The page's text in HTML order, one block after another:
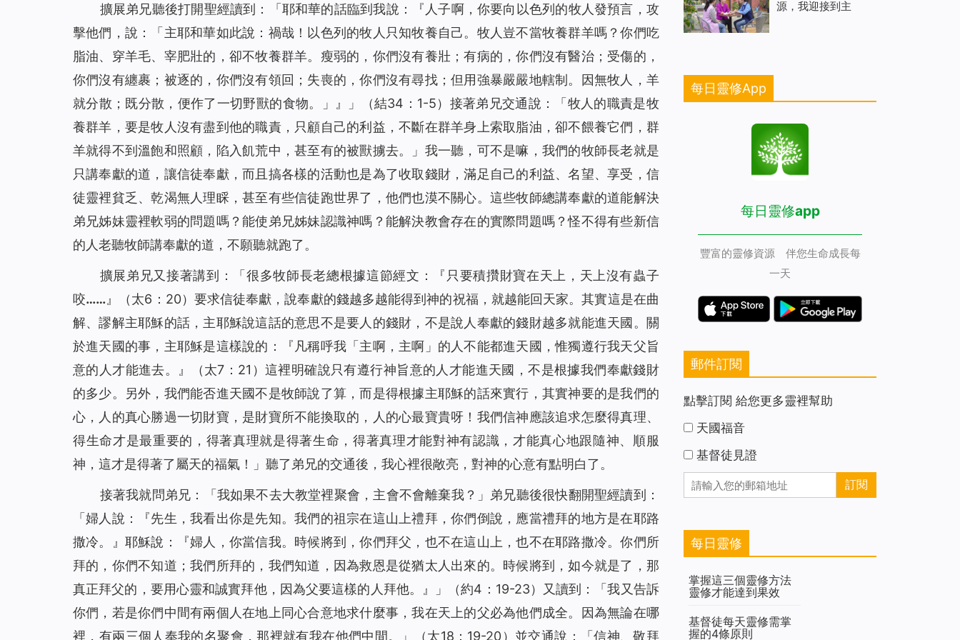
擴展弟兄聽後打開聖經讀到：
「耶和華的話臨到我說：『人子啊，你要向以色列的牧人發預言，攻
擊他們，說：「主耶和華如此說：禍哉！以色列的牧人只知牧養自己。牧人豈不當牧養群羊嗎？你們吃
脂油、穿羊毛、宰肥壯的，卻不牧養群羊。瘦弱的，你們沒有養壯；有病的，你們沒有醫治；受傷的，
你們沒有纏裹；被逐的，你們沒有領回；失喪的，你們沒有尋找；但用強暴嚴嚴地轄制。因無牧人，羊
就分散；既分散，便作了一切野獸的食物。」』」
（結34：1-5）接著弟兄交通說：「牧人的職責是牧
養群羊，要是牧人沒有盡到他的職責，只顧自己的利益，不斷在群羊身上索取脂油，卻不餵養它們，群
羊就得不到溫飽和照顧，陷入飢荒中，甚至有的被獸擄去。」我一聽，可不是嘛，我們的牧師長老就是
只講奉獻的道，讓信徒奉獻，而且搞各樣的活動也是為了收取錢財，滿足自己的利益、名望、享受，信
徒靈裡貧乏、乾渴無人理睬，甚至有些信徒跑世界了，他們也漠不關心。這些牧師總講奉獻的道能解決
弟兄姊妹靈裡軟弱的問題嗎？能使弟兄姊妹認識神嗎？能解決教會存在的實際問題嗎？怪不得有些新信
的人老聽牧師講奉獻的道，不願聽就跑了。
擴展弟兄又接著講到：「很多牧師長老總根據這節經文：
『只要積攢財寶在天上，天上沒有蟲子
咬……』
（太6：20）要求信徒奉獻，說奉獻的錢越多越能得到神的祝福，就越能回天家。其實這是在曲
解、謬解主耶穌的話，主耶穌說這話的意思不是要人的錢財，不是說人奉獻的錢財越多就能進天國。關
於進天國的事，主耶穌是這樣說的：
『凡稱呼我「主啊，主啊」的人不能都進天國，惟獨遵行我天父旨
意的人才能進去。』
（太7：21）這裡明確說只有遵行神旨意的人才能進天國，不是根據我們奉獻錢財
的多少。另外，我們能否進天國不是牧師說了算，而是得根據主耶穌的話來實行，其實神要的是我們的
心，人的真心勝過一切財寶，是財寶所不能換取的，人的心最寶貴呀！我們信神應該追求怎麼得真理、
得生命才是最重要的，得著真理就是得著生命，得著真理才能對神有認識，才能真心地跟隨神、順服
神，這才是得著了屬天的福氣！」聽了弟兄的交通後，我心裡很敞亮，對神的心意有點明白了。
接著我就問弟兄：「我如果不去大教堂裡聚會，主會不會離棄我？」弟兄聽後很快翻開聖經讀到：
「婦人說：『先生，我看出你是先知。我們的祖宗在這山上禮拜，你們倒說，應當禮拜的地方是在耶路
撒冷。』耶穌說：
『婦人，你當信我。時候將到，你們拜父，也不在這山上，也不在耶路撒冷。你們所
拜的，你們不知道；我們所拜的，我們知道，因為救恩是從猶太人出來的。時候將到，如今就是了，那
真正拜父的，要用心靈和誠實拜他，因為父要這樣的人拜他。』」
（約4：19-23）又讀到：
「我又告訴
你們，若是你們中間有兩個人在地上同心合意地求什麼事，我在天上的父必為他們成全。因為無論在哪
裡，有兩三個人奉我的名聚會，那裡就有我在他們中間。」
（太18：19-20）並交通說：「信神、敬拜
源，我迎接到主
每日靈修App
每日靈修app
豐富的靈修資源 伴您生命成長每
一天
郵件訂閱
點擊訂閱 給您更多靈裡幫助
天國福音
基督徒見證
每日靈修
掌握這三個靈修方法
靈修才能達到果效
基督徒每天靈修需掌
握的4條原則